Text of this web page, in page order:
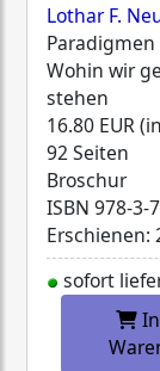
Lothar F.
Wohin wir
stehen
16.80 EUR
92 Seiten
Broschur
ISBN 978-3-
Erschienen:
sofort
In den